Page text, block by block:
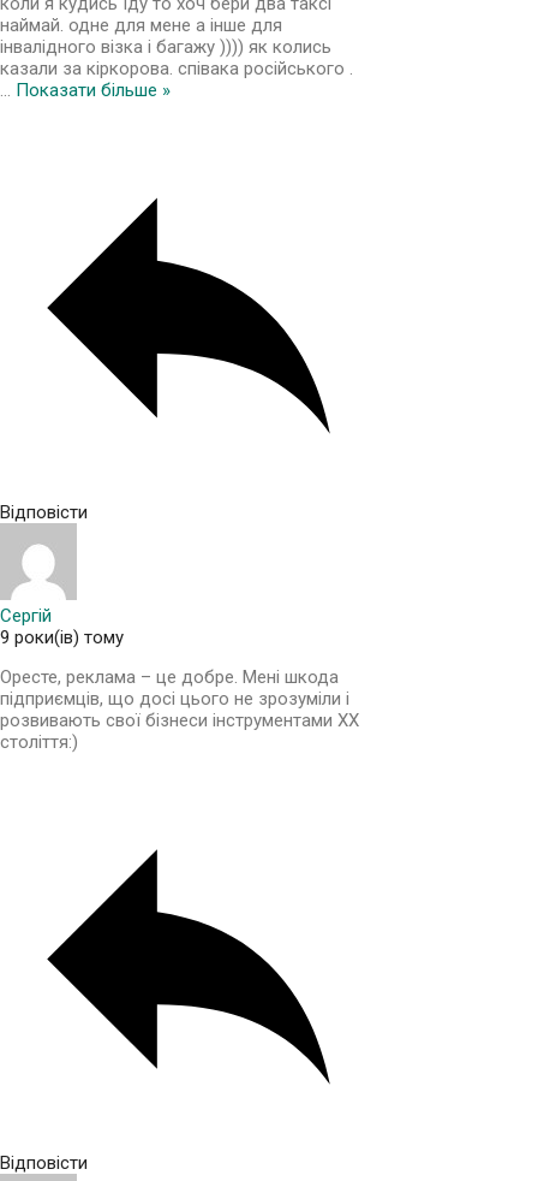
наймай. одне для мене а інше для
інвалідного візка і багажу )))) як колись
казали за кіркорова. співака російського .
… Показати більше »
Відповісти
Сергій
9 роки(ів) тому
Оресте, реклама – це добре. Мені шкода
підприємців, що досі цього не зрозуміли і
розвивають свої бізнеси інструментами ХХ
століття:)
Відповісти